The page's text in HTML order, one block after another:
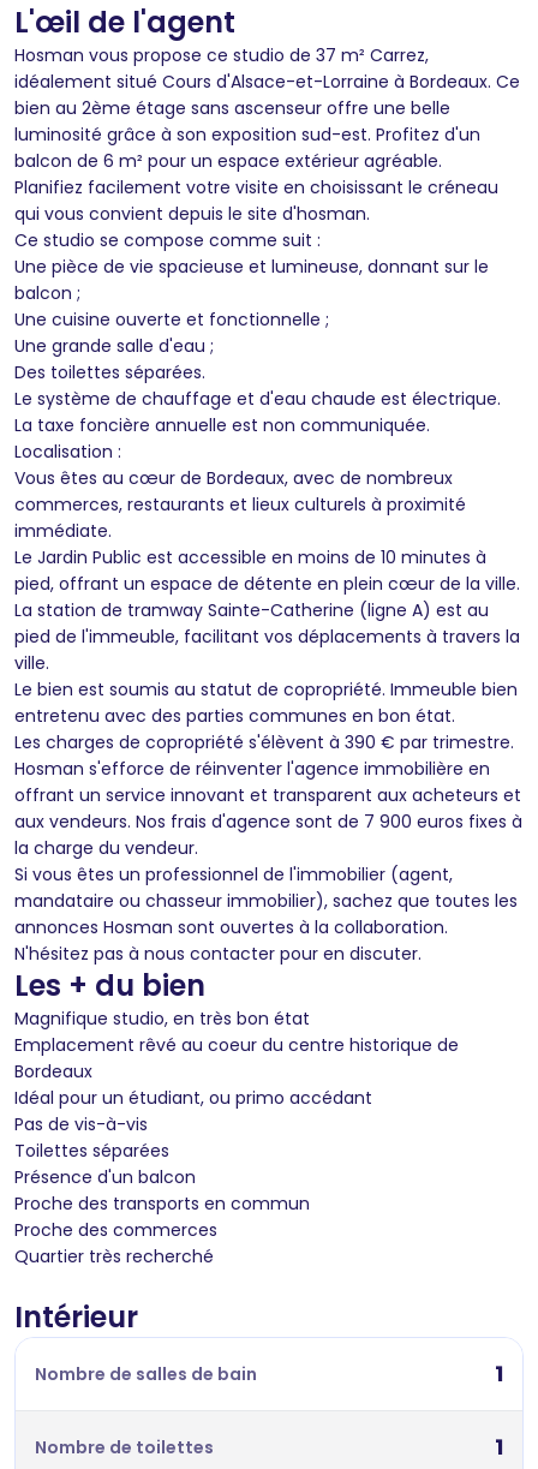
L'œil de l'agent
Hosman vous propose ce studio de 37 m² Carrez,
idéalement situé Cours d'Alsace-et-Lorraine à Bordeaux. Ce
bien au 2ème étage sans ascenseur offre une belle
luminosité grâce à son exposition sud-est. Profitez d'un
balcon de 6 m² pour un espace extérieur agréable.
Planifiez facilement votre visite en choisissant le créneau
qui vous convient depuis le site d'hosman.
Ce studio se compose comme suit :
Une pièce de vie spacieuse et lumineuse, donnant sur le
balcon ;
Une cuisine ouverte et fonctionnelle ;
Une grande salle d'eau ;
Des toilettes séparées.
Le système de chauffage et d'eau chaude est électrique.
La taxe foncière annuelle est non communiquée.
Localisation :
Vous êtes au cœur de Bordeaux, avec de nombreux
commerces, restaurants et lieux culturels à proximité
immédiate.
Le Jardin Public est accessible en moins de 10 minutes à
pied, offrant un espace de détente en plein cœur de la ville.
La station de tramway Sainte-Catherine (ligne A) est au
pied de l'immeuble, facilitant vos déplacements à travers la
ville.
Le bien est soumis au statut de copropriété. Immeuble bien
entretenu avec des parties communes en bon état.
Les charges de copropriété s'élèvent à 390 € par trimestre.
Hosman s'efforce de réinventer l'agence immobilière en
offrant un service innovant et transparent aux acheteurs et
aux vendeurs. Nos frais d'agence sont de 7 900 euros fixes à
la charge du vendeur.
Si vous êtes un professionnel de l'immobilier (agent,
mandataire ou chasseur immobilier), sachez que toutes les
annonces Hosman sont ouvertes à la collaboration.
N'hésitez pas à nous contacter pour en discuter.
Les + du bien
Magnifique studio, en très bon état
Emplacement rêvé au coeur du centre historique de
Bordeaux
Idéal pour un étudiant, ou primo accédant
Pas de vis-à-vis
Toilettes séparées
Présence d'un balcon
Proche des transports en commun
Proche des commerces
Quartier très recherché
Intérieur
Nombre de salles de bain 1
Nombre de toilettes 1